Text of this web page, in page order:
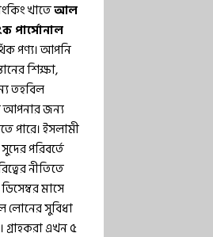
খাতেআল
পার্সোনাল
পণ্য। আপনি
শিক্ষা,
তহবিল
আপনার জন্য
পারে। ইসলামী
পরিবর্তে
নীতিতে
মাসে
লোনের সুবিধা
গ্রাহকরা এখন ৫